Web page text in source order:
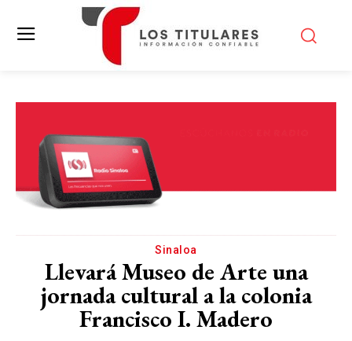
Sinaloa
Llevará Museo de Arte una
jornada cultural a la colonia
Francisco I. Madero